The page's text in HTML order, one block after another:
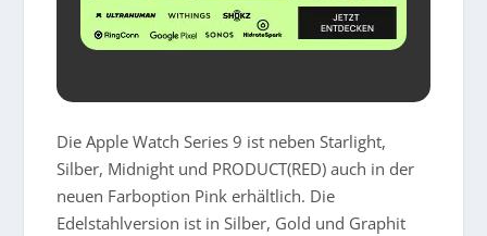
Die Apple Watch Series 9 ist neben Starlight,
Silber, Midnight und PRODUCT(RED) auch in der
neuen Farboption Pink erhältlich. Die
Edelstahlversion ist in Silber, Gold und Graphit